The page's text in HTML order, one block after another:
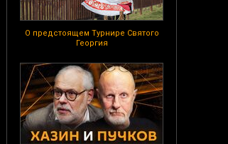
О предстоящем Турнире Святого
Георгия